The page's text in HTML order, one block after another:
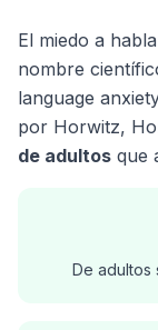
El miedo a
nombre
language
por Horwitz,
de adultos que
De adultos